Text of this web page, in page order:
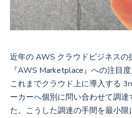
近年の AWS クラウドビジネスの
『AWS Marketplace』への注目度
これまでクラウド上に導入する
ーカーへ個別に問い合わせて調
た。こうした調達の手間を最小